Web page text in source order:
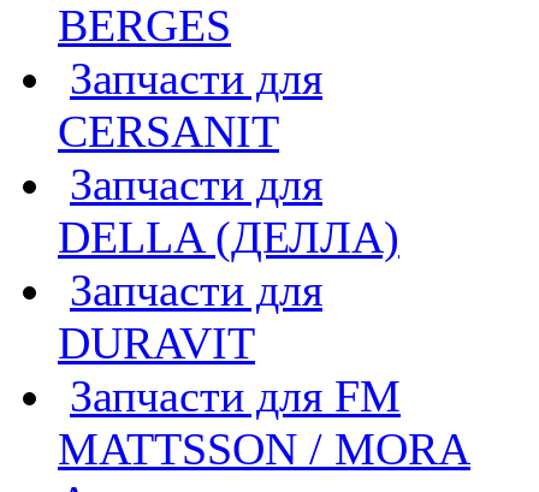
BERGES
Запчасти для
CERSANIT
Запчасти для
DELLA (ДЕЛЛА)
Запчасти для
DURAVIT
Запчасти для FM
MATTSSON / MORA